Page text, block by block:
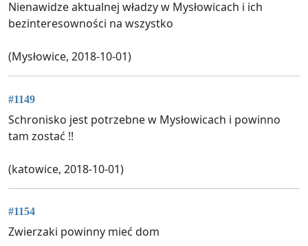
Nienawidze aktualnej władzy w Mysłowicach i ich
bezinteresowności na wszystko
(Mysłowice, 2018-10-01)
#1149
Schronisko jest potrzebne w Mysłowicach i powinno
tam zostać !!
(katowice, 2018-10-01)
#1154
Zwierzaki powinny mieć dom